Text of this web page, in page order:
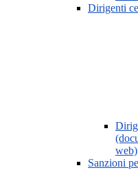
Dirigenti
web)
Sanzioni